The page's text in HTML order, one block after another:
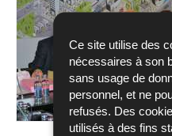
Ce site utilise des
nécessaires à son
sans usage de
personnel, et ne
refusés. Des
utilisés à des fins